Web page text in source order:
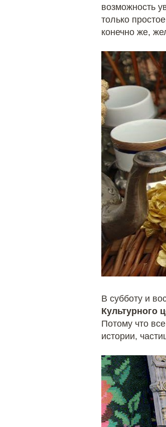
возможность
только
конечно же,
В субботу и
Культурного
Потому что
истории,